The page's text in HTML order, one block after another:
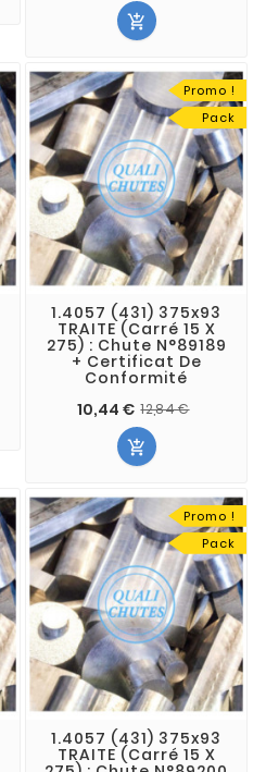

Promo !
Pack
1.4057 (431) 375x93
TRAITE (Carré 15 X
275) : Chute N°89189
+ Certificat De
Conformité
10,44 € 12,84 €

Promo !
Pack
1.4057 (431) 375x93
TRAITE (Carré 15 X